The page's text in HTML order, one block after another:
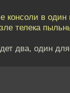
консоли в
телека
два, один